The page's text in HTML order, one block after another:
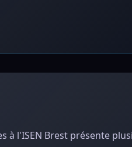
à l'ISEN Brest présente